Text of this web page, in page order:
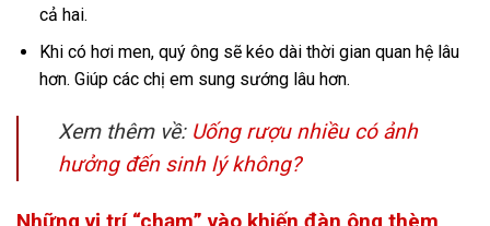
cả hai.
Khi có hơi men, quý ông sẽ kéo dài thời gian quan hệ lâu
hơn. Giúp các chị em sung sướng lâu hơn.
Xem thêm về: Uống rượu nhiều có ảnh
hưởng đến sinh lý không?